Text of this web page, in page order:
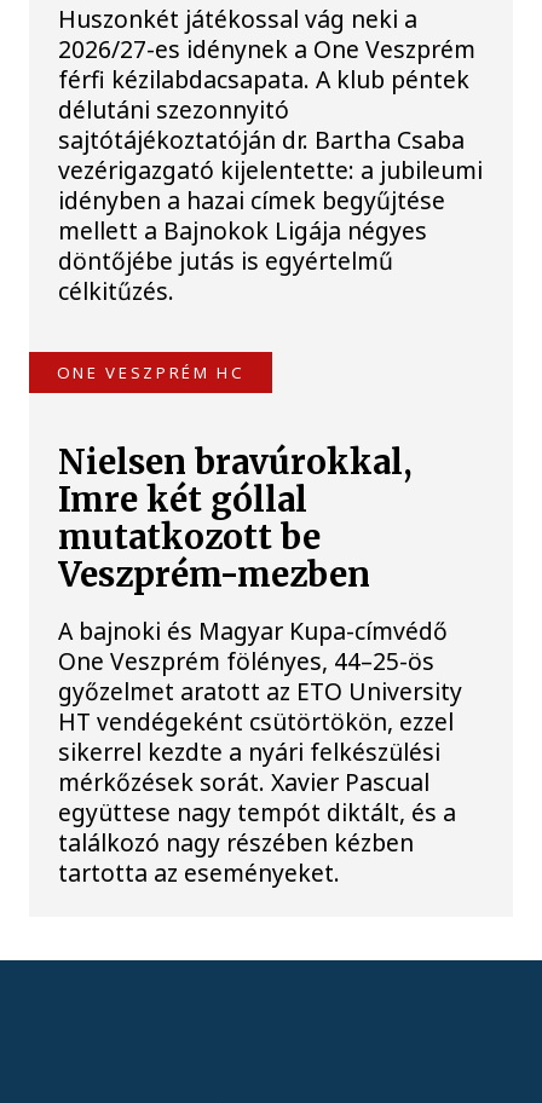
Huszonkét játékossal vág neki a
2026/27-es idénynek a One Veszprém
férfi kézilabdacsapata. A klub péntek
délutáni szezonnyitó
sajtótájékoztatóján dr. Bartha Csaba
vezérigazgató kijelentette: a jubileumi
idényben a hazai címek begyűjtése
mellett a Bajnokok Ligája négyes
döntőjébe jutás is egyértelmű
célkitűzés.
ONE VESZPRÉM HC
Nielsen bravúrokkal,
Imre két góllal
mutatkozott be
Veszprém-mezben
A bajnoki és Magyar Kupa-címvédő
One Veszprém fölényes, 44–25-ös
győzelmet aratott az ETO University
HT vendégeként csütörtökön, ezzel
sikerrel kezdte a nyári felkészülési
mérkőzések sorát. Xavier Pascual
együttese nagy tempót diktált, és a
találkozó nagy részében kézben
tartotta az eseményeket.